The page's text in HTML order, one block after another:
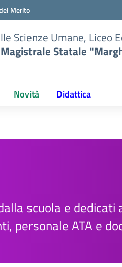
Merito
Scienze Umane, Liceo
Statale
Novità Didattica
scuola e dedicati
personale ATA e